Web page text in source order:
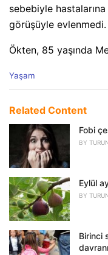
sebebiyle
görüşüyle evlenmedi.
Ökten, 85 yaşında
C
e
e
:
Yaşam
Related Content
Fobi
BY
Eylül
BY
Birinci